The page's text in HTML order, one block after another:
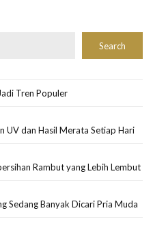
Search
Tren Populer
UV dan Hasil Merata Setiap Hari
Rambut yang Lebih Lembut
Sedang Banyak Dicari Pria Muda